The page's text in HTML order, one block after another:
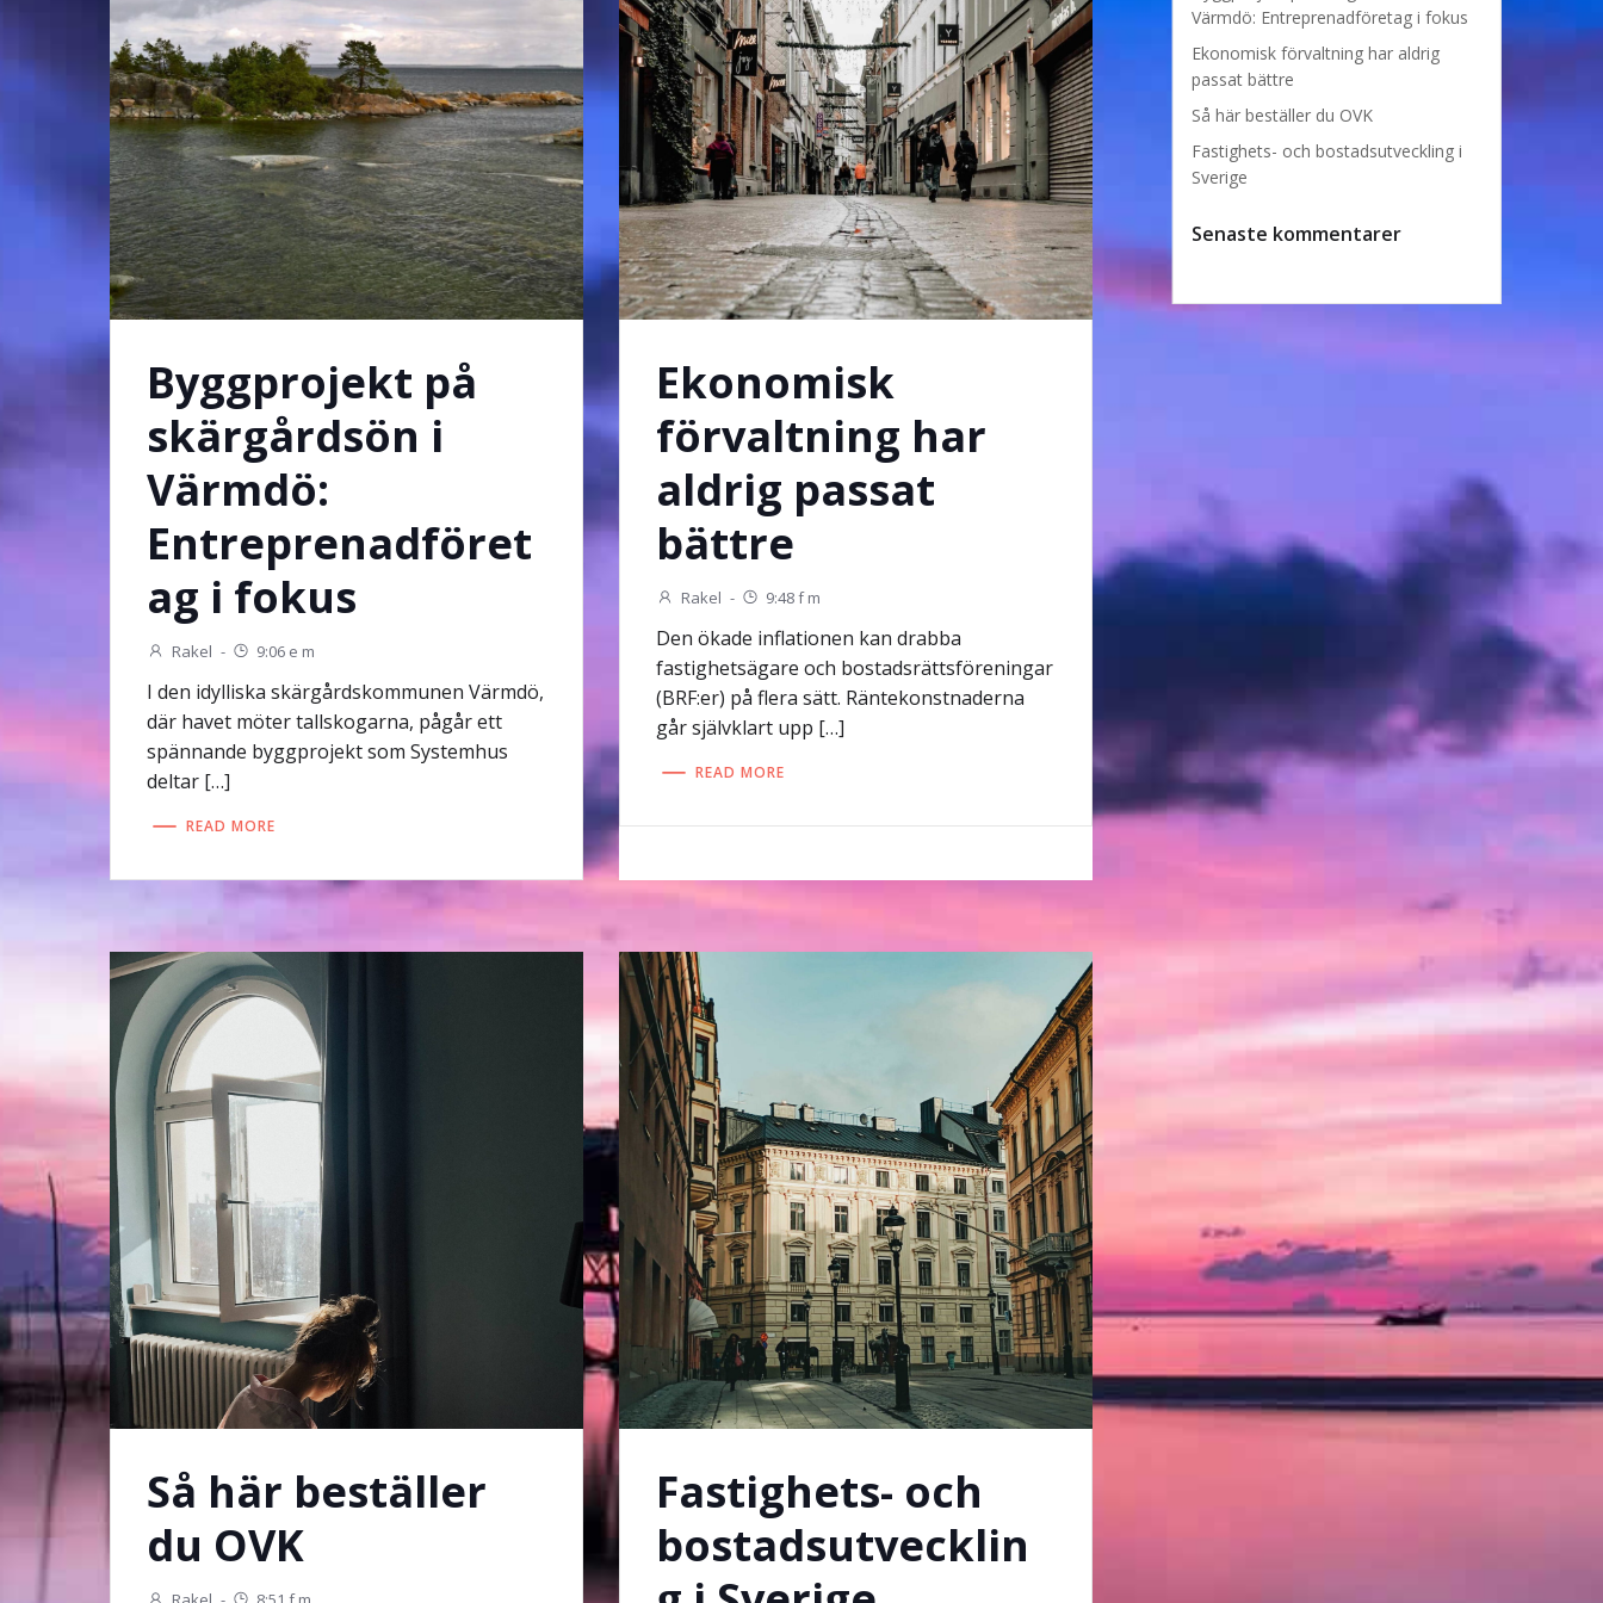
Byggprojekt på
skärgårdsön i
Värmdö:
Entreprenadföret
ag i fokus
Rakel - 9:06 e m
I den idylliska skärgårdskommunen Värmdö,
där havet möter tallskogarna, pågår ett
spännande byggprojekt som Systemhus
deltar […]
READ MORE
Ekonomisk
förvaltning har
aldrig passat
bättre
Rakel - 9:48 f m
Den ökade inflationen kan drabba
fastighetsägare och bostadsrättsföreningar
(BRF:er) på flera sätt. Räntekonstnaderna
går självklart upp […]
READ MORE
Så här beställer
du OVK
Fastighets- och
bostadsutvecklin
Värmdö: Entreprenadföretag i fokus
Ekonomisk förvaltning har aldrig
passat bättre
Så här beställer du OVK
Fastighets- och bostadsutveckling i
Sverige
Senaste kommentarer